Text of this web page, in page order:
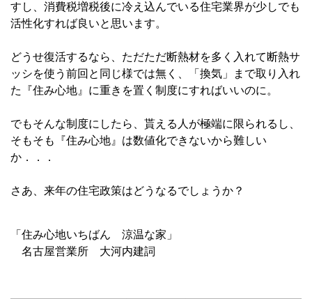
すし、消費税増税後に冷え込んでいる住宅業界が少しでも
活性化すれば良いと思います。
どうせ復活するなら、ただただ断熱材を多く入れて断熱サ
ッシを使う前回と同じ様では無く、「換気」まで取り入れ
た『住み心地』に重きを置く制度にすればいいのに。
でもそんな制度にしたら、貰える人が極端に限られるし、
そもそも『住み心地』は数値化できないから難しい
か．．．
さあ、来年の住宅政策はどうなるでしょうか？
「住み心地いちばん 涼温な家」
名古屋営業所 大河内建詞